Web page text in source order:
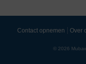
Contact opnemen Over
© 2026